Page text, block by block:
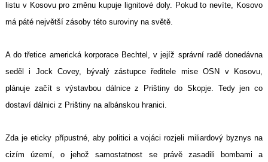
listu v Kosovu pro změnu kupuje lignitové doly. Pokud to nevíte, Kosovo
má páté největší zásoby této suroviny na světě.
A do třetice americká korporace Bechtel, v jejíž správní radě donedávna
seděl i Jock Covey, bývalý zástupce ředitele mise OSN v Kosovu,
plánuje začít s výstavbou dálnice z Prištiny do Skopje. Tedy jen co
dostaví dálnici z Prištiny na albánskou hranici.
Zda je eticky přípustné, aby politici a vojáci rozjeli miliardový byznys na
cizím území, o jehož samostatnost se právě zasadili bombami a